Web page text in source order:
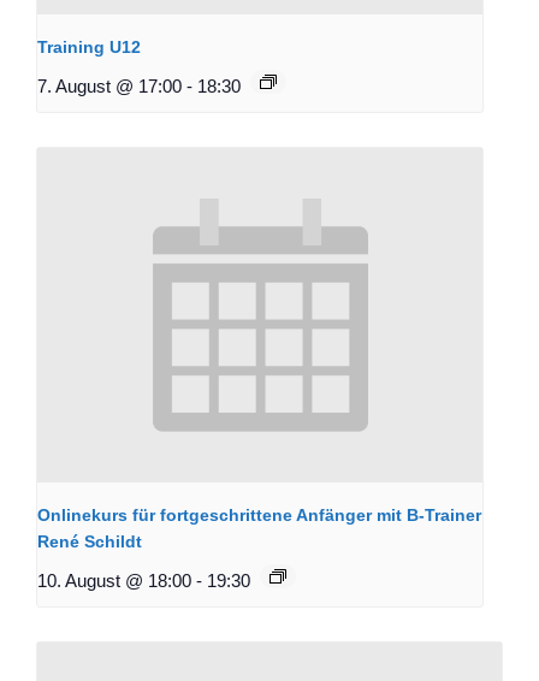
Training U12
7. August @ 17:00 - 18:30
Onlinekurs für fortgeschrittene Anfänger mit B-Trainer
René Schildt
10. August @ 18:00 - 19:30